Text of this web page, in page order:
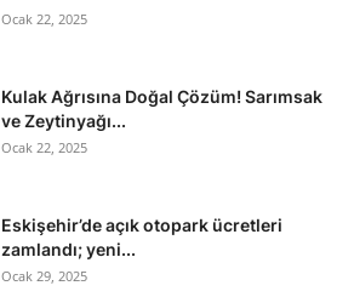
Ocak 22, 2025
Kulak Ağrısına Doğal Çözüm! Sarımsak
ve Zeytinyağı...
Ocak 22, 2025
Eskişehir’de açık otopark ücretleri
zamlandı; yeni...
Ocak 29, 2025